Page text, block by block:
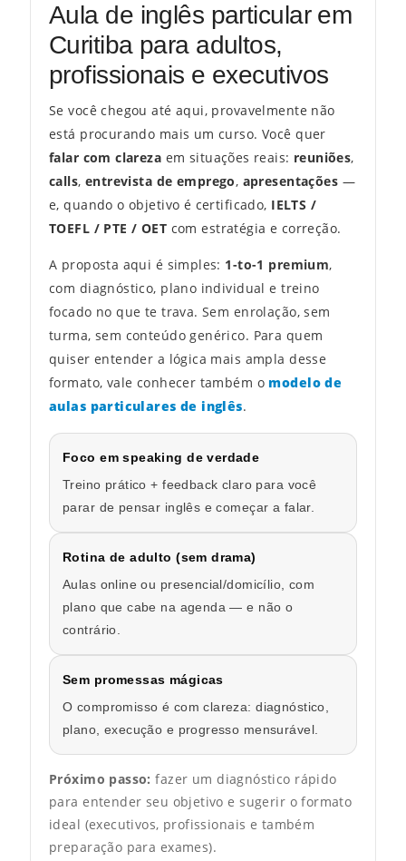
Aula de inglês particular em
Curitiba para adultos,
profissionais e executivos
Se você chegou até aqui, provavelmente não
está procurando mais um curso. Você quer
falar com clareza em situações reais: reuniões,
calls, entrevista de emprego, apresentações —
e, quando o objetivo é certificado, IELTS /
TOEFL / PTE / OET com estratégia e correção.
A proposta aqui é simples: 1-to-1 premium,
com diagnóstico, plano individual e treino
focado no que te trava. Sem enrolação, sem
turma, sem conteúdo genérico. Para quem
quiser entender a lógica mais ampla desse
formato, vale conhecer também o modelo de
aulas particulares de inglês.
Foco em speaking de verdade
Treino prático + feedback claro para você
parar de pensar inglês e começar a falar.
Rotina de adulto (sem drama)
Aulas online ou presencial/domicílio, com
plano que cabe na agenda — e não o
contrário.
Sem promessas mágicas
O compromisso é com clareza: diagnóstico,
plano, execução e progresso mensurável.
Próximo passo: fazer um diagnóstico rápido
para entender seu objetivo e sugerir o formato
ideal (executivos, profissionais e também
preparação para exames).